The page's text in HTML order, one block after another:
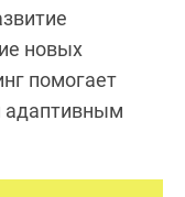
новых
помогает
адаптивным